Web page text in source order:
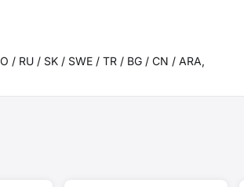
/ RU / SK / SWE / TR / BG / CN / ARA,